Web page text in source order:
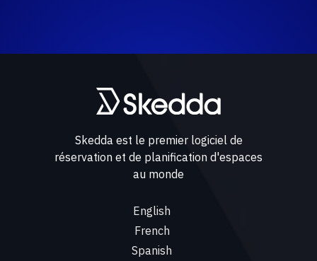
Skedda est le premier logiciel de
réservation et de planification d'espaces
au monde
English
French
Spanish